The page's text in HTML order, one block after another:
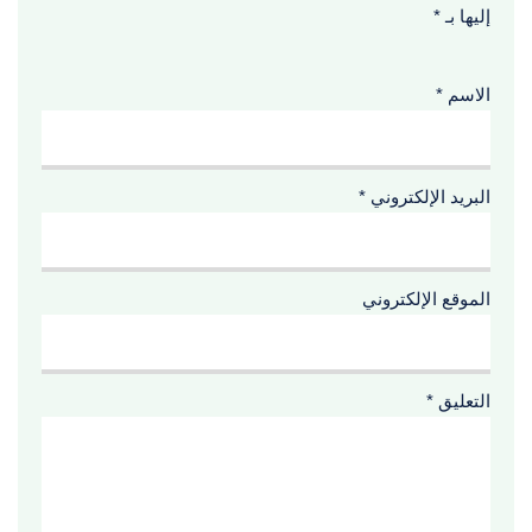
إليها بـ *
الاسم *
البريد الإلكتروني *
الموقع الإلكتروني
التعليق *